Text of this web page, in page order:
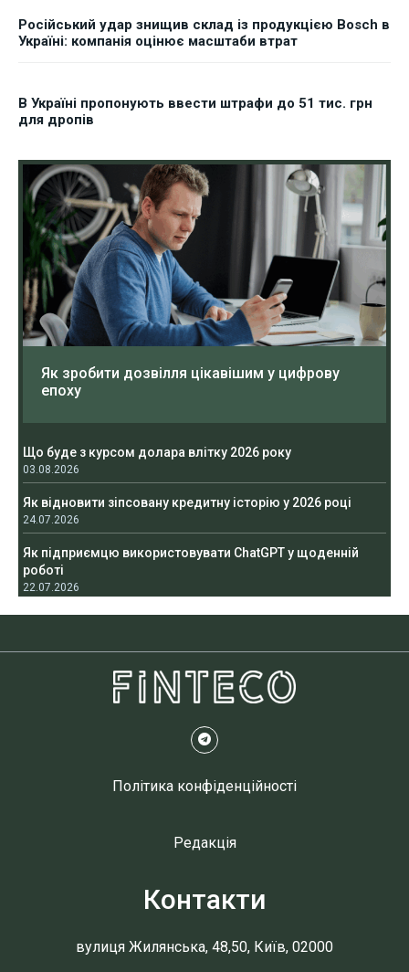
Російський удар знищив склад із продукцією Bosch в
Україні: компанія оцінює масштаби втрат
В Україні пропонують ввести штрафи до 51 тис. грн
для дропів
Як зробити дозвілля цікавішим у цифрову
епоху
Що буде з курсом долара влітку 2026 року
03.08.2026
Як відновити зіпсовану кредитну історію у 2026 році
24.07.2026
Як підприємцю використовувати ChatGPT у щоденній
роботі
22.07.2026
Політика конфіденційності
Редакція
Контакти
вулиця Жилянська, 48,50, Київ, 02000